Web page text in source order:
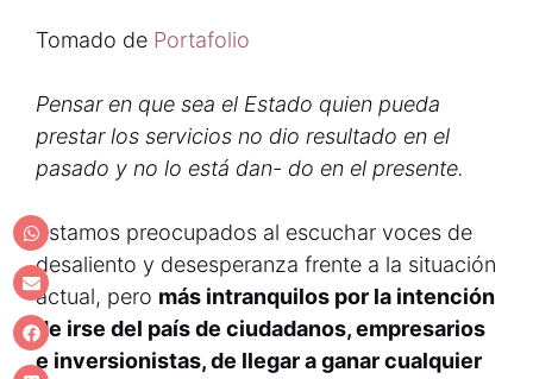
Tomado de Portafolio
Pensar en que sea el Estado quien pueda
prestar los servicios no dio resultado en el
pasado y no lo está dan- do en el presente.
Estamos preocupados al escuchar voces de
desaliento y desesperanza frente a la situación
actual, pero más intranquilos por la intención
de irse del país de ciudadanos, empresarios
e inversionistas, de llegar a ganar cualquier